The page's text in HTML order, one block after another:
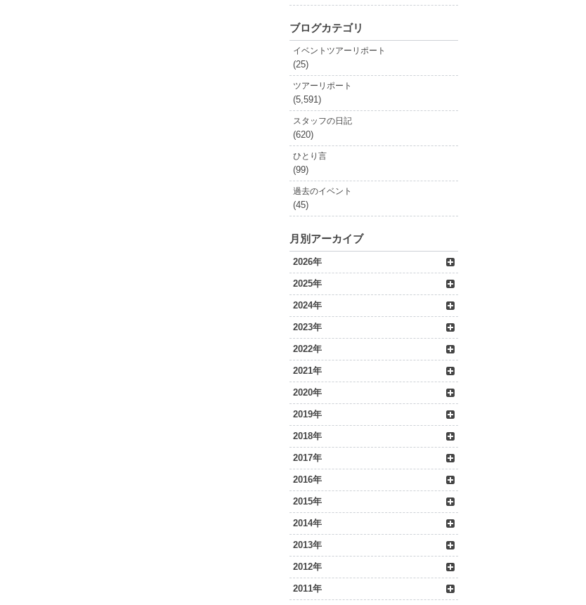
ブログカテゴリ
イベントツアーリポート
(25)
ツアーリポート
(5,591)
スタッフの日記
(620)
ひとり言
(99)
過去のイベント
(45)
月別アーカイブ
2026年
2025年
2024年
2023年
2022年
2021年
2020年
2019年
2018年
2017年
2016年
2015年
2014年
2013年
2012年
2011年